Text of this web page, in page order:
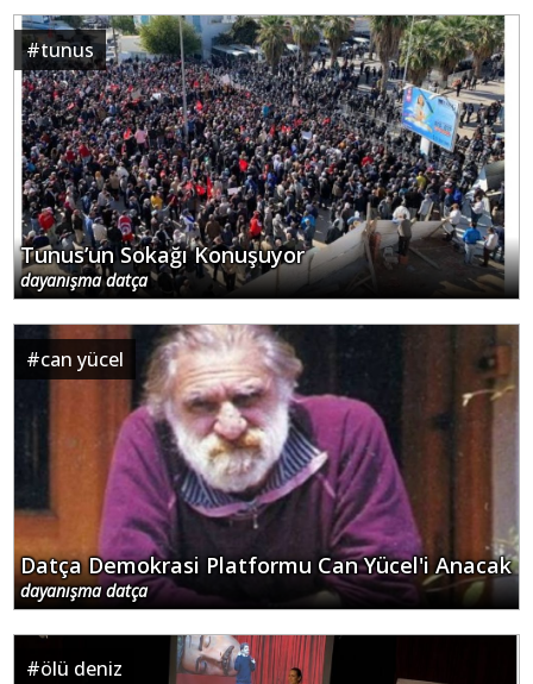
#tunus
Tunus’un Sokağı Konuşuyor
dayanışma datça
#can yücel
Datça Demokrasi Platformu Can Yücel'i Anacak
dayanışma datça
#ölü deniz